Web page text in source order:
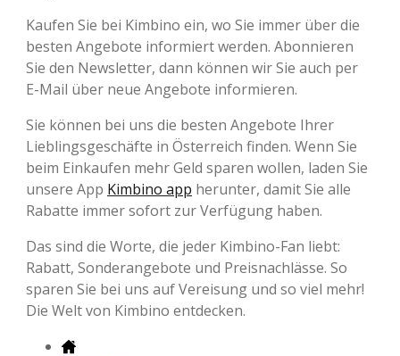
Kaufen Sie bei Kimbino ein, wo Sie immer über die
besten Angebote informiert werden. Abonnieren
Sie den Newsletter, dann können wir Sie auch per
E-Mail über neue Angebote informieren.
Sie können bei uns die besten Angebote Ihrer
Lieblingsgeschäfte in Österreich finden. Wenn Sie
beim Einkaufen mehr Geld sparen wollen, laden Sie
unsere App Kimbino app herunter, damit Sie alle
Rabatte immer sofort zur Verfügung haben.
Das sind die Worte, die jeder Kimbino-Fan liebt:
Rabatt, Sonderangebote und Preisnachlässe. So
sparen Sie bei uns auf Vereisung und so viel mehr!
Die Welt von Kimbino entdecken.